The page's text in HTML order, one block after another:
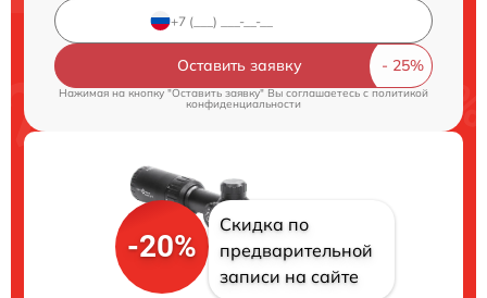
Оставить заявку
Нажимая на кнопку "Оставить заявку" Вы соглашаетесь cполитикой
конфиденциальности
-20%
Скидка по
предварительной
записи на сайте